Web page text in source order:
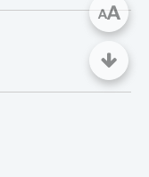
AA